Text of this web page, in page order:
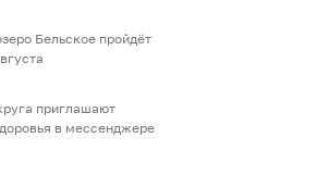
Бельское пройдёт
приглашают
в мессенджере